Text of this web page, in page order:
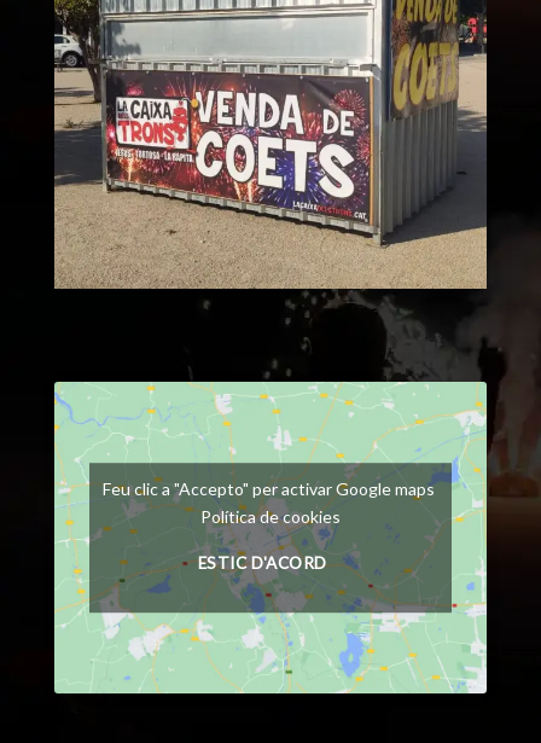
Feu clic a "Accepto" per activar Google maps
Política de cookies
ESTIC D'ACORD